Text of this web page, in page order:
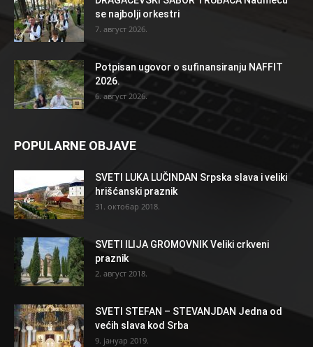
se najbolji orkestri
7. август 2026.
Potpisan ugovor o sufinansiranju NAFFIT
2026.
6. август 2026.
POPULARNE OBJAVE
SVETI LUKA LUČINDAN Srpska slava i veliki
hrišćanski praznik
31. октобар 2018.
SVETI ILIJA GROMOVNIK Veliki crkveni
praznik
2. август 2018.
SVETI STEFAN – STEVANJDAN Jedna od
većih slava kod Srba
9. јануар 2019.